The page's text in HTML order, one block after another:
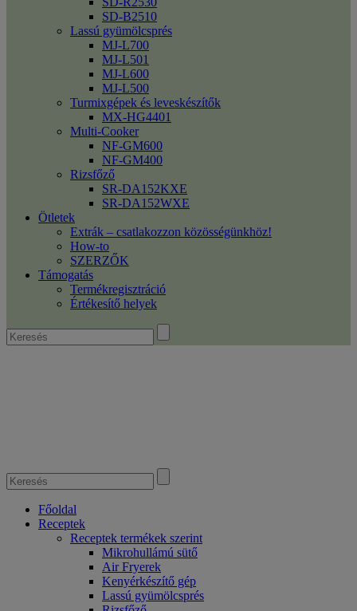
SD-B2510
Lassú gyümölcsprés
MJ-L700
MJ-L501
MJ-L600
MJ-L500
Turmixgépek és leveskészítők
MX-HG4401
Multi-Cooker
NF-GM600
NF-GM400
Rizsfőző
SR-DA152KXE
SR-DA152WXE
Ötletek
Extrák – csatlakozzon közösségünkhöz!
How-to
SZERZŐK
Támogatás
Termékregisztráció
Értékesítő helyek
Főoldal
Receptek
Receptek termékek szerint
Mikrohullámú sütő
Air Fryerek
Kenyérkészítő gép
Lassú gyümölcsprés